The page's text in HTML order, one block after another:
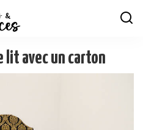
lit avec un carton